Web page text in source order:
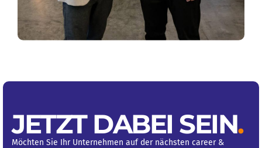
JETZT DABEI SEIN.
Möchten Sie Ihr Unternehmen auf der nächsten career &